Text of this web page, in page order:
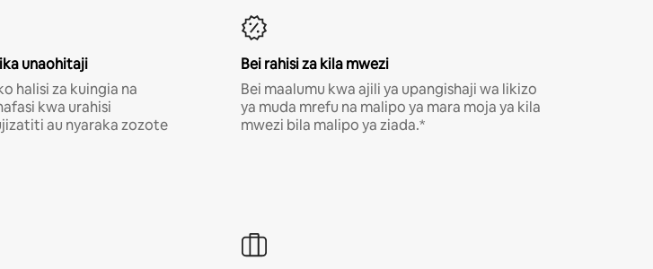
unaohitaji
halisi za kuingia na
kwa urahisi
au nyaraka zozote
Bei rahisi za kila mwezi
Bei maalumu kwa ajili ya upangishaji wa likizo
ya muda mrefu na malipo ya mara moja ya kila
mwezi bila malipo ya ziada.*